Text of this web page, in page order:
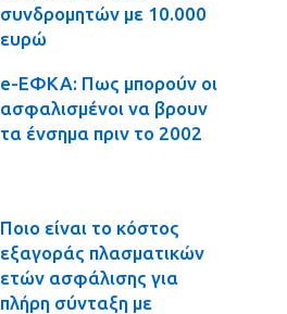
συνδρομητών με 10.000
ευρώ
e-ΕΦΚΑ: Πως μπορούν οι
ασφαλισμένοι να βρουν
τα ένσημα πριν το 2002
Ποιο είναι το κόστος
εξαγοράς πλασματικών
ετών ασφάλισης για
πλήρη σύνταξη με